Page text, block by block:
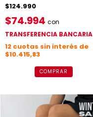
$124.990
$74.994 con
TRANSFERENCIA BANCARIA
12 cuotas sin interés de
$10.415,83
COMPRAR